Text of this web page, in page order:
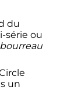
du
série ou
un